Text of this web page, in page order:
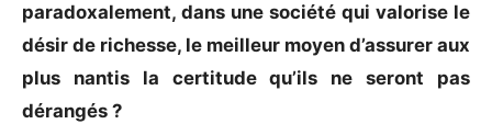
paradoxalement, dans une société qui valorise le
désir de richesse, le meilleur moyen d’assurer aux
plus nantis la certitude qu’ils ne seront pas
dérangés ?